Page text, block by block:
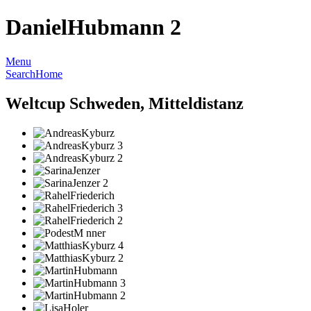
DanielHubmann 2
Menu
SearchHome
Weltcup Schweden, Mitteldistanz